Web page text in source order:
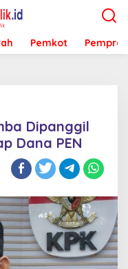
Pemkot Pemprov
Dipanggil
Dana PEN